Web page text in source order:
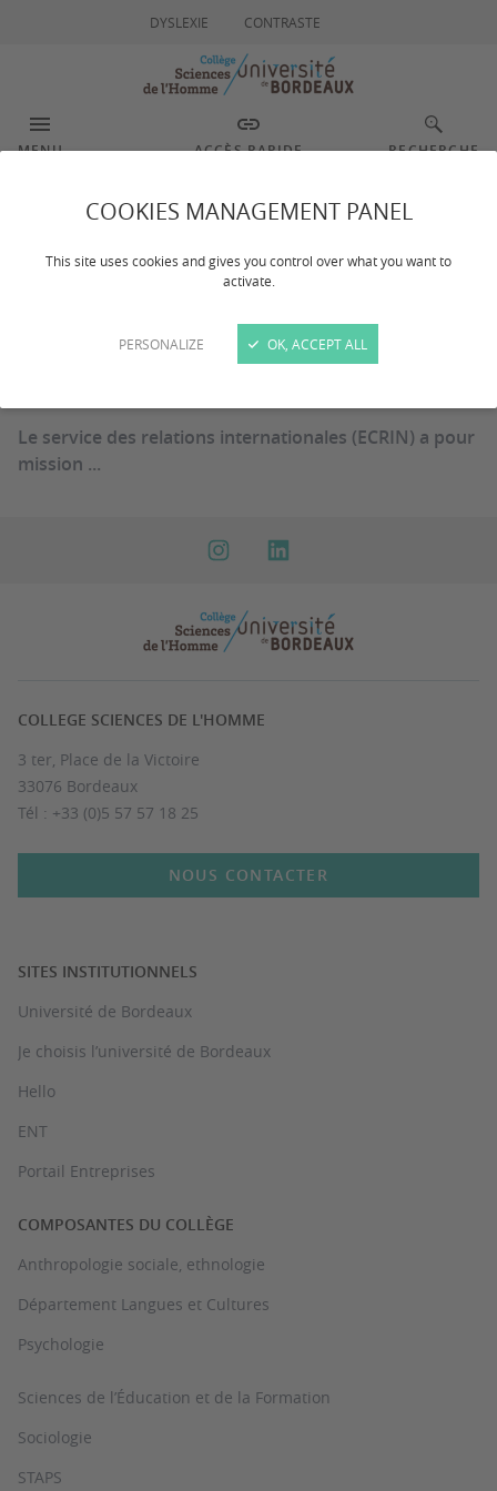
COOKIES MANAGEMENT PANEL
This site uses cookies and gives you control over what you want to
activate.
PERSONALIZE OK, ACCEPT ALL
DYSLEXIE CONTRASTE
MENU ACCÈS RAPIDE RECHERCHE
Relations
internationales
Le service des relations internationales (ECRIN) a pour
mission ...
COLLEGE SCIENCES DE L'HOMME
3 ter, Place de la Victoire
33076 Bordeaux
Tél : +33 (0)5 57 57 18 25
NOUS CONTACTER
SITES INSTITUTIONNELS
Université de Bordeaux
Je choisis l’université de Bordeaux
Hello
ENT
Portail Entreprises
COMPOSANTES DU COLLÈGE
Anthropologie sociale, ethnologie
Département Langues et Cultures
Psychologie
Sciences de l’Éducation et de la Formation
Sociologie
STAPS